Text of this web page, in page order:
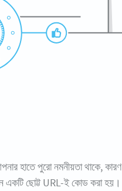
হাতে পুরো নমনীয়তা থাকে, কারণ
একটি ছোট্ট URL-ই কোড করা হয়।